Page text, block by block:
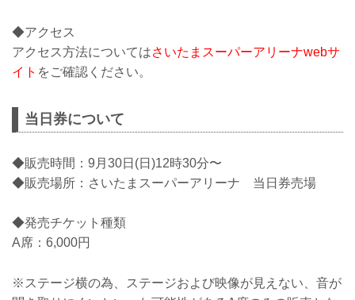
◆アクセス
アクセス方法についてはさいたまスーパーアリーナwebサ
イト をご確認ください。
当日券について
◆販売時間：9月30日(日)12時30分〜
◆販売場所：さいたまスーパーアリーナ 当日券売場
◆発売チケット種類
A席：6,000円
※ステージ横の為、ステージおよび映像が見えない、音が